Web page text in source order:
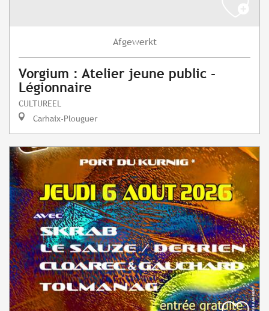
Afgewerkt
Vorgium : Atelier jeune public -
Légionnaire
CULTUREEL
Carhaix-Plouguer